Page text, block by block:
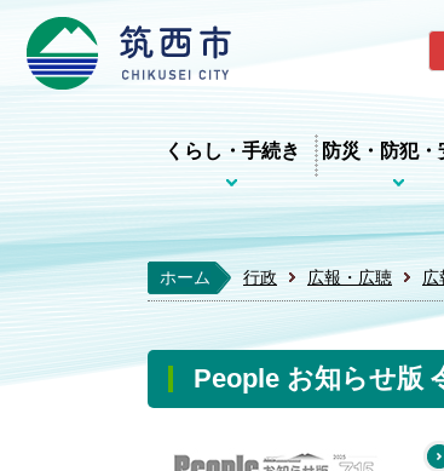
くらし・手続き 防災・防犯・
ホーム 行政 広報・広聴 広
People お知らせ版